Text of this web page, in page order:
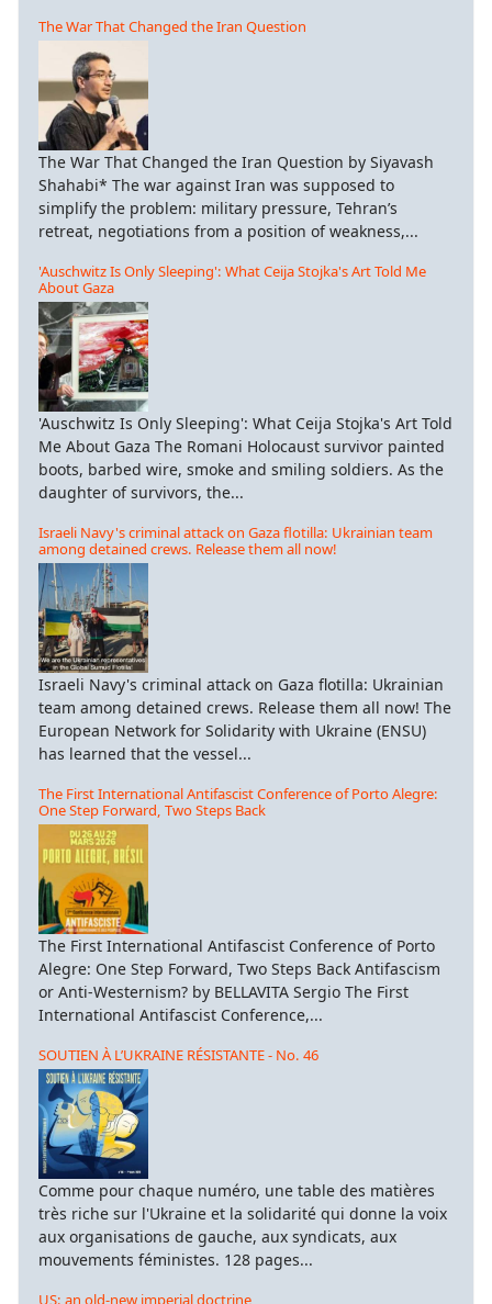
The War That Changed the Iran Question
The War That Changed the Iran Question by Siyavash
Shahabi* The war against Iran was supposed to
simplify the problem: military pressure, Tehran’s
retreat, negotiations from a position of weakness,...
'Auschwitz Is Only Sleeping': What Ceija Stojka's Art Told Me
About Gaza
'Auschwitz Is Only Sleeping': What Ceija Stojka's Art Told
Me About Gaza The Romani Holocaust survivor painted
boots, barbed wire, smoke and smiling soldiers. As the
daughter of survivors, the...
Israeli Navy's criminal attack on Gaza flotilla: Ukrainian team
among detained crews. Release them all now!
Israeli Navy's criminal attack on Gaza flotilla: Ukrainian
team among detained crews. Release them all now! The
European Network for Solidarity with Ukraine (ENSU)
has learned that the vessel...
The First International Antifascist Conference of Porto Alegre:
One Step Forward, Two Steps Back
The First International Antifascist Conference of Porto
Alegre: One Step Forward, Two Steps Back Antifascism
or Anti-Westernism? by BELLAVITA Sergio The First
International Antifascist Conference,...
SOUTIEN À L’UKRAINE RÉSISTANTE - No. 46
Comme pour chaque numéro, une table des matières
très riche sur l'Ukraine et la solidarité qui donne la voix
aux organisations de gauche, aux syndicats, aux
mouvements féministes. 128 pages...
US: an old-new imperial doctrine